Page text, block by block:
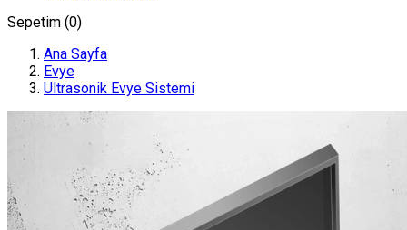
Sepetim (0)
Ana Sayfa
Evye
Ultrasonik Evye Sistemi